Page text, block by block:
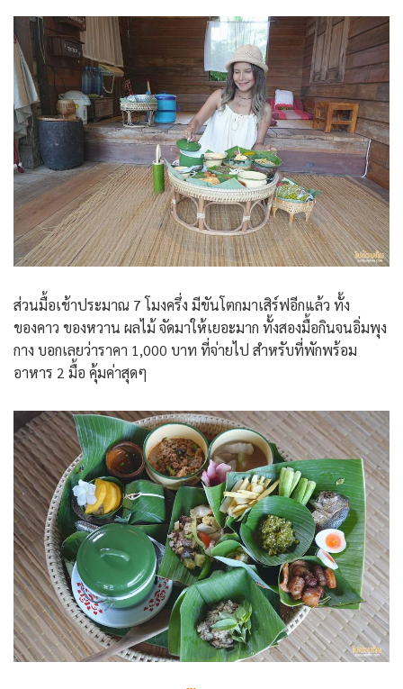
ส่วนมื้อเช้าประมาณ 7 โมงครึ่ง มีขันโตกมาเสิร์ฟอีกแล้ว ทั้ง
ของคาว ของหวาน ผลไม้ จัดมาให้เยอะมาก ทั้งสองมื้อกินจนอิ่มพุง
กาง บอกเลยว่าราคา 1,000 บาท ที่จ่ายไป สำหรับที่พักพร้อม
อาหาร 2 มื้อ คุ้มค่าสุดๆ